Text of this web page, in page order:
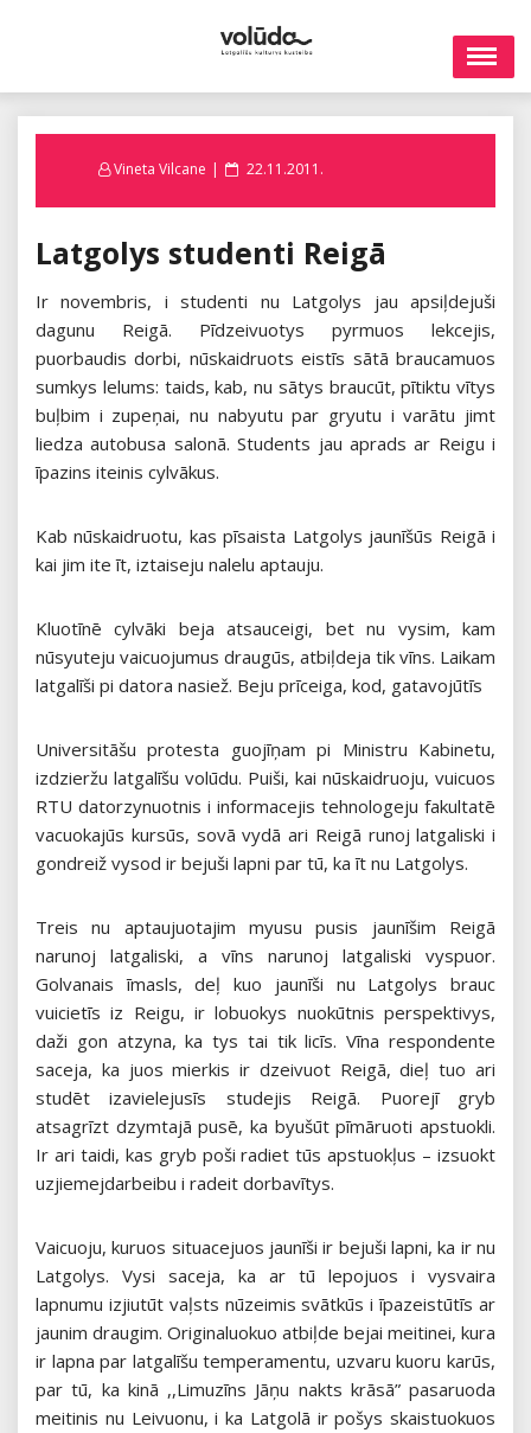
Vineta Vilcane
Posted
22.11.2011.
Latgolys studenti Reigā
Ir novembris, i studenti nu Latgolys jau apsiļdejuši
dagunu Reigā. Pīdzeivuotys pyrmuos lekcejis,
puorbaudis dorbi, nūskaidruots eistīs sātā braucamuos
sumkys lelums: taids, kab, nu sātys braucūt, pītiktu vītys
buļbim i zupeņai, nu nabyutu par gryutu i varātu jimt
liedza autobusa salonā. Students jau aprads ar Reigu i
īpazins iteinis cylvākus.
Kab nūskaidruotu, kas pīsaista Latgolys jaunīšūs Reigā i
kai jim ite īt, iztaiseju nalelu aptauju.
Kluotīnē cylvāki beja atsauceigi, bet nu vysim, kam
nūsyuteju vaicuojumus draugūs, atbiļdeja tik vīns. Laikam
latgalīši pi datora nasiež. Beju prīceiga, kod, gatavojūtīs
Universitāšu protesta guojīņam pi Ministru Kabinetu,
izdzieržu latgalīšu volūdu. Puiši, kai nūskaidruoju, vuicuos
RTU datorzynuotnis i informacejis tehnologeju fakultatē
vacuokajūs kursūs, sovā vydā ari Reigā runoj latgaliski i
gondreiž vysod ir bejuši lapni par tū, ka īt nu Latgolys.
Treis nu aptaujuotajim myusu pusis jaunīšim Reigā
narunoj latgaliski, a vīns narunoj latgaliski vyspuor.
Golvanais īmasls, deļ kuo jaunīši nu Latgolys brauc
vuicietīs iz Reigu, ir lobuokys nuokūtnis perspektivys,
daži gon atzyna, ka tys tai tik licīs. Vīna respondente
saceja, ka juos mierkis ir dzeivuot Reigā, dieļ tuo ari
studēt izavielejusīs studejis Reigā. Puorejī gryb
atsagrīzt dzymtajā pusē, ka byušūt pīmāruoti apstuokli.
Ir ari taidi, kas gryb poši radiet tūs apstuokļus – izsuokt
uzjiemejdarbeibu i radeit dorbavītys.
Vaicuoju, kuruos situacejuos jaunīši ir bejuši lapni, ka ir nu
Latgolys. Vysi saceja, ka ar tū lepojuos i vysvaira
lapnumu izjiutūt vaļsts nūzeimis svātkūs i īpazeistūtīs ar
jaunim draugim. Originaluokuo atbiļde bejai meitinei, kura
ir lapna par latgalīšu temperamentu, uzvaru kuoru karūs,
par tū, ka kinā ,,Limuzīns Jāņu nakts krāsā” pasaruoda
meitinis nu Leivuonu, i ka Latgolā ir pošys skaistuokuos